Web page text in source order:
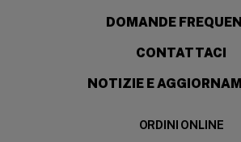
DOMANDE
CONTATTACI
NOTIZIE E
ORDINI ONLINE